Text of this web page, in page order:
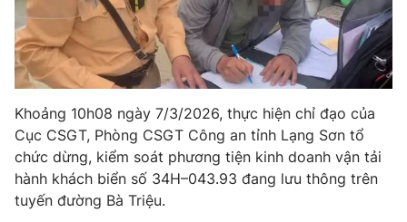
Hậu trường
Nhân vật
Khán giả
Giải sao mai
Điện ảnh
Âm nhạc
Đời sống
Du lịch
Làm đẹp
Chất lượng cuộc sống
Giáo dục
Tuyển sinh
Học trực tuyến
Công nghệ
Hitech Công nghệ tương lai
Giao lưu trực tuyến
Khoảng 10h08 ngày 7/3/2026, thực hiện chỉ đạo của
Cục CSGT, Phòng CSGT Công an tỉnh Lạng Sơn tổ
chức dừng, kiểm soát phương tiện kinh doanh vận tải
hành khách biển số 34H–043.93 đang lưu thông trên
tuyến đường Bà Triệu.